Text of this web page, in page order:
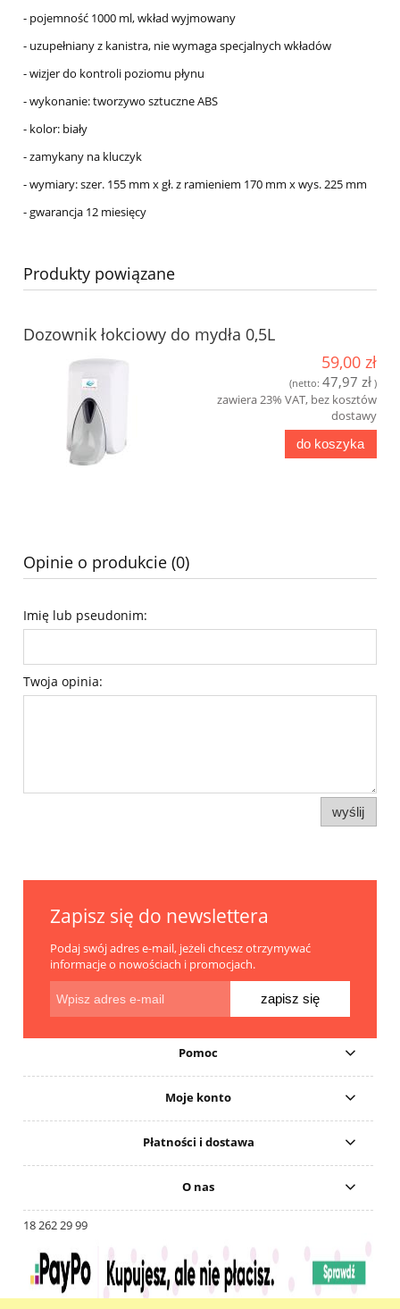
- pojemność 1000 ml, wkład wyjmowany
- uzupełniany z kanistra, nie wymaga specjalnych wkładów
- wizjer do kontroli poziomu płynu
- wykonanie: tworzywo sztuczne ABS
- kolor: biały
- zamykany na kluczyk
- wymiary: szer. 155 mm x gł. z ramieniem 170 mm x wys. 225 mm
- gwarancja 12 miesięcy
Produkty powiązane
Dozownik łokciowy do mydła 0,5L
59,00 zł
(netto: 47,97 zł )
zawiera 23% VAT, bez kosztów
dostawy
do koszyka
Opinie o produkcie (0)
Imię lub pseudonim:
Twoja opinia:
wyślij
Zapisz się do newslettera
Podaj swój adres e-mail, jeżeli chcesz otrzymywać
informacje o nowościach i promocjach.
zapisz się
Pomoc
Moje konto
Płatności i dostawa
O nas
18 262 29 99